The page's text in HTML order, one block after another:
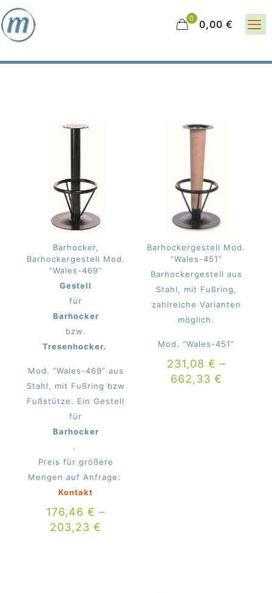
0 0,00 €
Barhocker,
Barhockergestell Mod.
“Wales-469”
Gestell
für
Barhocker
bzw.
Tresenhocker.
Mod. “Wales-469” aus
Stahl, mit Fußring bzw
Fußstütze. Ein Gestell
für
Barhocker
.
Preis für größere
Mengen auf Anfrage:
Kontakt
176,46€ –
203,23€
Barhockergestell Mod.
“Wales-451”
Barhockergestell aus
Stahl, mit Fußring,
zahlreiche Varianten
möglich.
Mod. “Wales-451”
231,08 € –
662,33 €